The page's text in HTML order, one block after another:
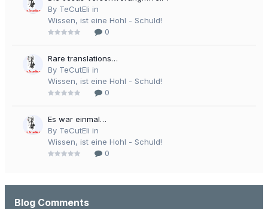
By TeCutEli in
Wissen, ist eine Hohl - Schuld!
0
Rare translations…
By TeCutEli in
Wissen, ist eine Hohl - Schuld!
0
Es war einmal…
By TeCutEli in
Wissen, ist eine Hohl - Schuld!
0
Blog Comments